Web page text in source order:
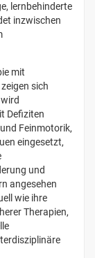
lernbehinderte
inzwischen
mit
sich
Defiziten
Feinmotorik,
eingesetzt,
und
angesehen
wie ihre
Therapien,